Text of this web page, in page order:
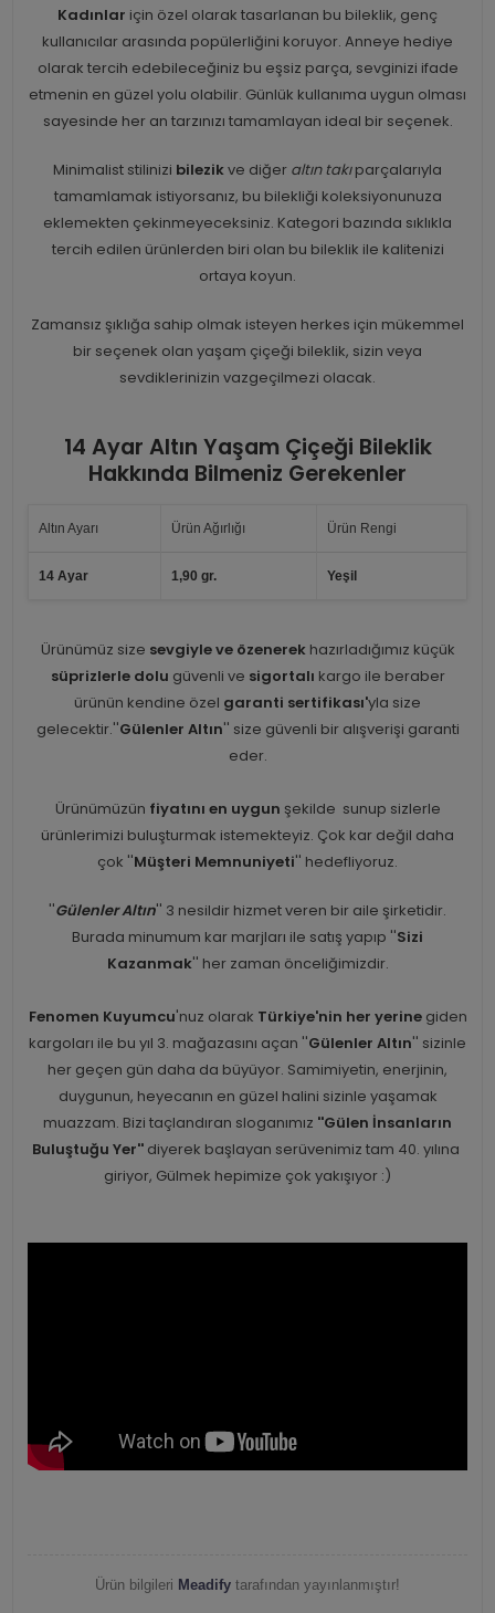
Kadınlar için özel olarak tasarlanan bu bileklik, genç
kullanıcılar arasında popülerliğini koruyor. Anneye hediye
olarak tercih edebileceğiniz bu eşsiz parça, sevginizi ifade
etmenin en güzel yolu olabilir. Günlük kullanıma uygun olması
sayesinde her an tarzınızı tamamlayan ideal bir seçenek.
Minimalist stilinizi bilezikve diğer altın takıparçalarıyla
tamamlamak istiyorsanız, bu bilekliği koleksiyonunuza
eklemekten çekinmeyeceksiniz. Kategori bazında sıklıkla
tercih edilen ürünlerden biri olan bu bileklik ile kalitenizi
ortaya koyun.
Zamansız şıklığa sahip olmak isteyen herkes için mükemmel
bir seçenek olan yaşam çiçeği bileklik, sizin veya
sevdiklerinizin vazgeçilmezi olacak.
14 Ayar Altın Yaşam Çiçeği Bileklik
Hakkında Bilmeniz Gerekenler
Altın Ayarı Ürün Ağırlığı Ürün Rengi
14 Ayar 1,90 gr. Yeşil
Ürünümüz size sevgiyle ve özenerekhazırladığımız küçük
süprizlerle dolu güvenli ve sigortalı kargo ile beraber
ürünün kendine özel garanti sertifikası'yla size
gelecektir.''Gülenler Altın'' size güvenli bir alışverişi garanti
eder.
Ürünümüzün fiyatını en uygun şekilde sunup sizlerle
ürünlerimizi buluşturmak istemekteyiz. Çok kar değil daha
çok ''Müşteri Memnuniyeti'' hedefliyoruz.
''Gülenler Altın'' 3 nesildir hizmet veren bir aile şirketidir.
Burada minumum kar marjları ile satış yapıp ''Sizi
Kazanmak'' her zaman önceliğimizdir.
Fenomen Kuyumcu'nuz olarak Türkiye'nin her yerinegiden
kargoları ile bu yıl 3. mağazasını açan ''Gülenler Altın'' sizinle
her geçen gün daha da büyüyor. Samimiyetin, enerjinin,
duygunun, heyecanın en güzel halini sizinle yaşamak
muazzam. Bizi taçlandıran sloganımız ''Gülen İnsanların
Buluştuğu Yer'' diyerek başlayan serüvenimiz tam 40. yılına
giriyor, Gülmek hepimize çok yakışıyor :)
Ürün bilgileri Meadify tarafından yayınlanmıştır!